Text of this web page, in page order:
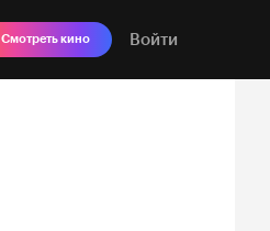
Смотреть кино Войти